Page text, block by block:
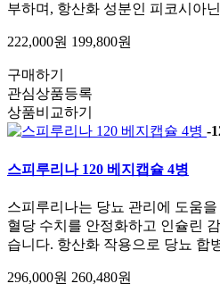
부하며, 항산화 성분인 피코시아
222,000원 199,800원
구매하기
관심상품등록
상품비교하기
-
스피루리나 120 베지캡슐 4병
스피루리나는 당뇨 관리에 도움
혈당 수치를 안정화하고 인슐린
습니다. 항산화 작용으로 당뇨 합
296,000원 260,480원